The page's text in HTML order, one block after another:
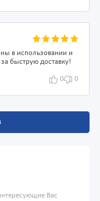
в использовании и
быструю доставку!
0 0
Вас